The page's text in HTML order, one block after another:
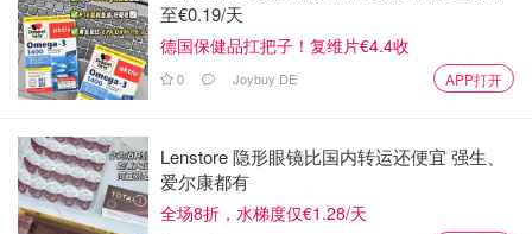
至€0.19/天
德国保健品扛把子！复维片€4.4收
0 Joybuy DE APP打开
Lenstore 隐形眼镜比国内转运还便宜 强生、
爱尔康都有
全场8折，水梯度仅€1.28/天